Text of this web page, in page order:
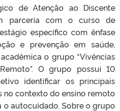
de Atenção ao Discente
parceria com o curso de
específico com ênfase
e prevenção em saúde,
o grupo “Vivências
O grupo possui 10
identificar os principais
no contexto do ensino remoto
o autocuidado. Sobre o grupo